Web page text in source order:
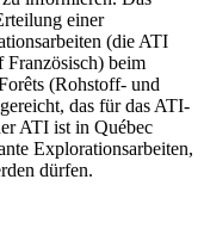
einer
(die ATI
Französisch) beim
(Rohstoff- und
das für das ATI-
ATI ist in Québec
Explorationsarbeiten,
dürfen.